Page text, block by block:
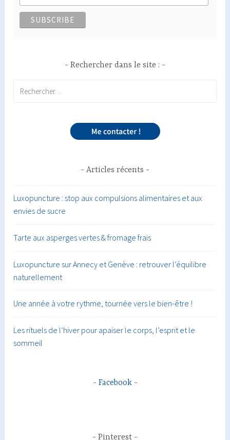
Rechercher dans le site :
Articles récents
Luxopuncture : stop aux compulsions alimentaires et aux
envies de sucre
Tarte aux asperges vertes & fromage frais
Luxopuncture sur Annecy et Genève : retrouver l’équilibre
naturellement
Une année à votre rythme, tournée vers le bien-être !
Les rituels de l’hiver pour apaiser le corps, l’esprit et le
sommeil
Facebook
Pinterest